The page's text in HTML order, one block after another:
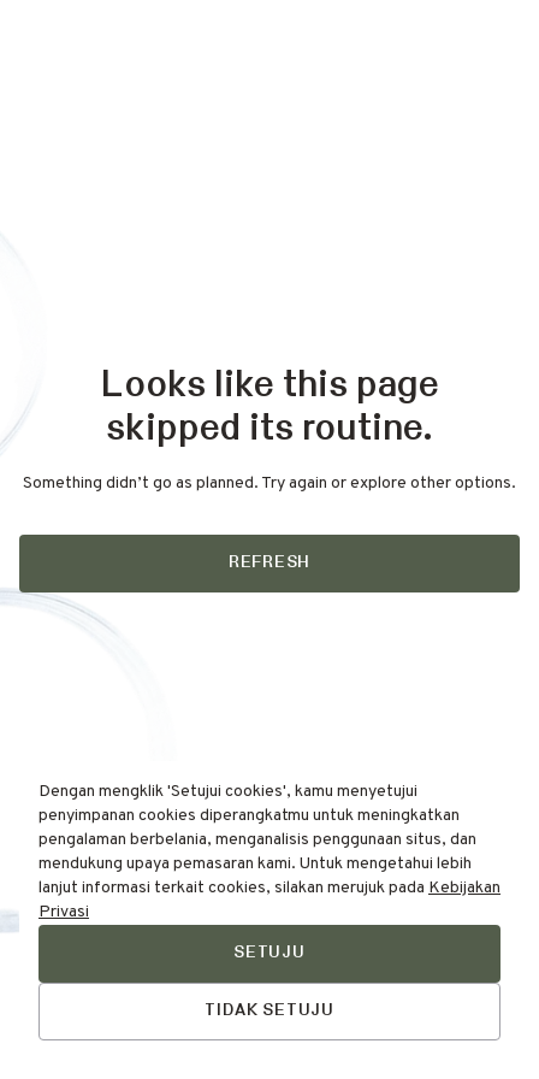
Looks like this page
skipped its routine.
Something didn’t go as planned. Try again or explore other options.
REFRESH
Dengan mengklik 'Setujui cookies', kamu menyetujui
penyimpanan cookies diperangkatmu untuk meningkatkan
pengalaman berbelania, menganalisis penggunaan situs, dan
mendukung upaya pemasaran kami. Untuk mengetahui lebih
lanjut informasi terkait cookies, silakan merujuk pada Kebijakan
Privasi
SETUJU
TIDAK SETUJU
Find Your